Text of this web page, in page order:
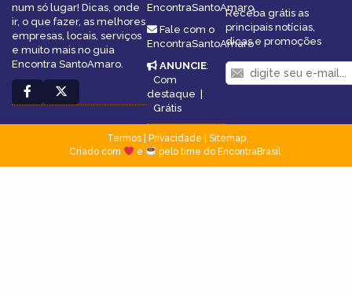
num só lugar! Dicas, onde
ir, o que fazer, as melhores
empresas, locais, serviços
e muito mais no guia
Encontra SantoAmaro.
EncontraSantoAmaro
Fale com o
EncontraSantoAmaro
ANUNCIE:
Com
destaque |
Grátis
Receba grátis as
principais notícias,
dicas e promoções
Termos| Privacidade
Sitemap
Criado com
e pelo time do EncontraBrasil